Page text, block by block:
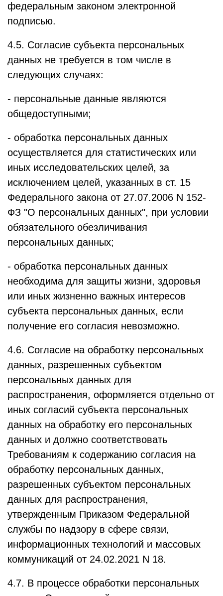
федеральным законом электронной
подписью.
4.5. Согласие субъекта персональных
данных не требуется в том числе в
следующих случаях:
- персональные данные являются
общедоступными;
- обработка персональных данных
осуществляется для статистических или
иных исследовательских целей, за
исключением целей, указанных в ст. 15
Федерального закона от 27.07.2006 N 152-
ФЗ "О персональных данных", при условии
обязательного обезличивания
персональных данных;
- обработка персональных данных
необходима для защиты жизни, здоровья
или иных жизненно важных интересов
субъекта персональных данных, если
получение его согласия невозможно.
4.6. Согласие на обработку персональных
данных, разрешенных субъектом
персональных данных для
распространения, оформляется отдельно от
иных согласий субъекта персональных
данных на обработку его персональных
данных и должно соответствовать
Требованиям к содержанию согласия на
обработку персональных данных,
разрешенных субъектом персональных
данных для распространения,
утвержденным Приказом Федеральной
службы по надзору в сфере связи,
информационных технологий и массовых
коммуникаций от 24.02.2021 N 18.
4.7. В процессе обработки персональных